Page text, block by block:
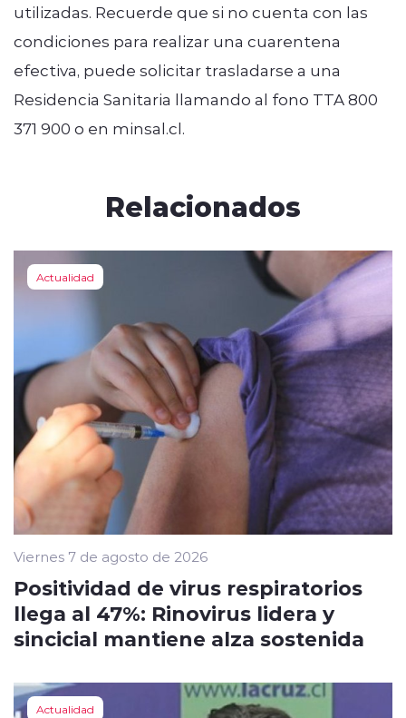
utilizadas. Recuerde que si no cuenta con las
condiciones para realizar una cuarentena
efectiva, puede solicitar trasladarse a una
Residencia Sanitaria llamando al fono TTA 800
371 900 o en minsal.cl.
Relacionados
Actualidad
Viernes 7 de agosto de 2026
Positividad de virus respiratorios
llega al 47%: Rinovirus lidera y
sincicial mantiene alza sostenida
Actualidad